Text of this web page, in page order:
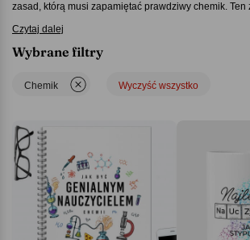
zasad, którą musi zapamiętać prawdziwy chemik. Ten
pewnością wymaga myślenia, ogromnej wiedzy oraz
od tego co wybierzesz z naszej bogatej oferty jedno
prezent niezwykle oryginalny i trafiony. Wśród
wybierz specjalną dla niego szklankę do
bardziej klasycznego na upominek dla niego świetnie
personalizowany kubek z chemicznym nadrukiem.
pewnością uszczęśliwi i wywoła uśmiech na twarzy
Czytaj dalej
Wybrane filtry
Chemik Wyczyść wszystko